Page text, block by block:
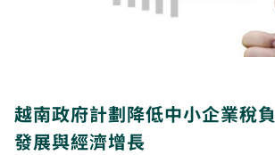
越南政府計劃降低中小企業稅
發展與經濟增長